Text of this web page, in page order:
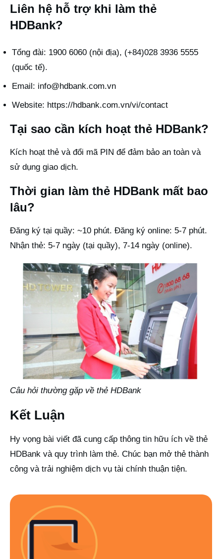
Liên hệ hỗ trợ khi làm thẻ
HDBank?
Tổng đài: 1900 6060 (nội địa), (+84)028 3936 5555
(quốc tế).
Email: info@hdbank.com.vn
Website: https://hdbank.com.vn/vi/contact
Tại sao cần kích hoạt thẻ HDBank?
Kích hoạt thẻ và đổi mã PIN để đảm bảo an toàn và
sử dụng giao dịch.
Thời gian làm thẻ HDBank mất bao
lâu?
Đăng ký tại quầy: ~10 phút. Đăng ký online: 5-7 phút.
Nhận thẻ: 5-7 ngày (tại quầy), 7-14 ngày (online).
Câu hỏi thường gặp về thẻ HDBank
Kết Luận
Hy vọng bài viết đã cung cấp thông tin hữu ích về thẻ
HDBank và quy trình làm thẻ. Chúc bạn mở thẻ thành
công và trải nghiệm dịch vụ tài chính thuận tiện.